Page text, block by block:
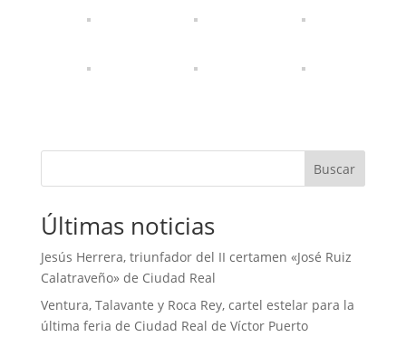
Buscar
Últimas noticias
Jesús Herrera, triunfador del II certamen «José Ruiz
Calatraveño» de Ciudad Real
Ventura, Talavante y Roca Rey, cartel estelar para la
última feria de Ciudad Real de Víctor Puerto